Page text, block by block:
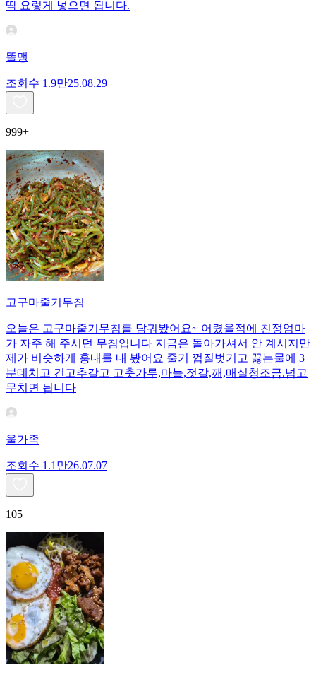
딱 요렇게 넣으면 됩니다.
똘맹
조회수 1.9만25.08.29
999+
고구마줄기무침
오늘은 고구마줄기무침를 담궈봤어요~ 어렸을적에 친정엄마
가 자주 해 주시던 무침입니다 지금은 돌아가셔서 안 계시지만
제가 비슷하게 훙내를 내 봤어요 줄기 껍질벗기고 끓는물에 3
분데치고 건고추갈고 고춧가루,마늘,젓갈,깨,매실청조금.넘고
무치면 됩니다
울가족
조회수 1.1만26.07.07
105